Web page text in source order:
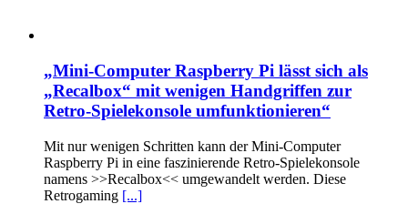
„Mini-Computer Raspberry Pi lässt sich als
„Recalbox“ mit wenigen Handgriffen zur
Retro-Spielekonsole umfunktionieren“
Mit nur wenigen Schritten kann der Mini-Computer
Raspberry Pi in eine faszinierende Retro-Spielekonsole
namens >>Recalbox<< umgewandelt werden. Diese
Retrogaming [...]